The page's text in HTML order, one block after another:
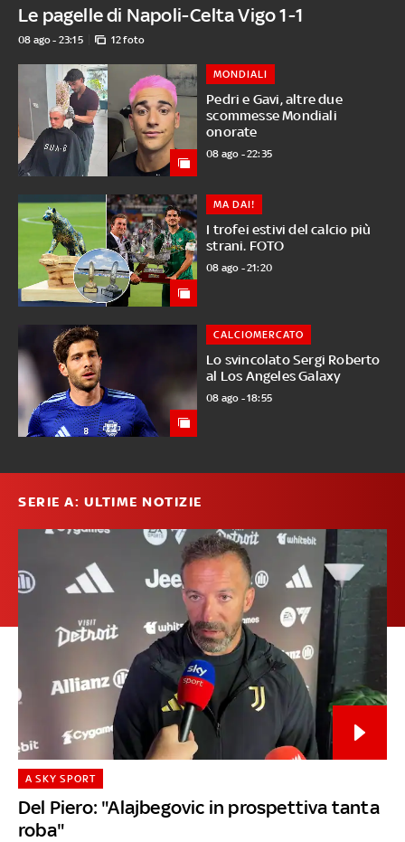
Le pagelle di Napoli-Celta Vigo 1-1
08 ago - 23:15 12 foto
Pedri e Gavi, altre due
scommesse Mondiali
onorate
MONDIALI
08 ago - 22:35
I trofei estivi del calcio più
strani. FOTO
MA DAI!
08 ago - 21:20
Lo svincolato Sergi Roberto
al Los Angeles Galaxy
CALCIOMERCATO
08 ago - 18:55
SERIE A: ULTIME NOTIZIE
Del Piero: "Alajbegovic in prospettiva tanta
roba"
A SKY SPORT